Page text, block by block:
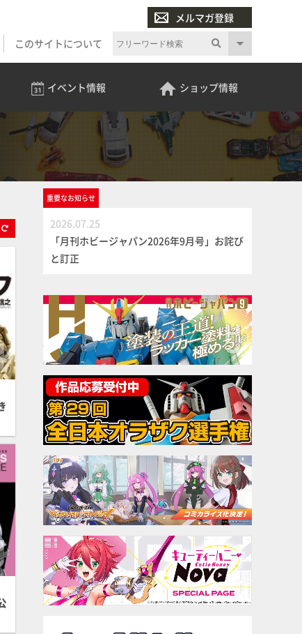
メルマガ登録
このサイトについて
イベント情報 ショップ情報
重要なお知らせ
2026.07.25
「月刊ホビージャパン2026年9月号」お詫び
と訂正